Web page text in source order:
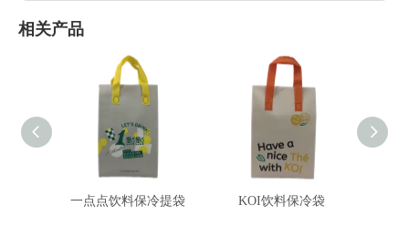
相关产品
一点点饮料保冷提袋 KOI饮料保冷袋